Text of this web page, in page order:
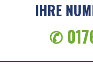
IHRE
✆